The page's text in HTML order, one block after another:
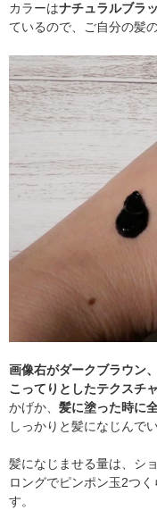
カラーはナチュラルブラ
ているので、ご自分の髪
画像右がダークブラウン
こってりとしたテクスチ
かげか、 髪に塗った時に
しっかりと髪になじんで
髪になじませる量は、シ
ロングでピンポン玉2つ
す。